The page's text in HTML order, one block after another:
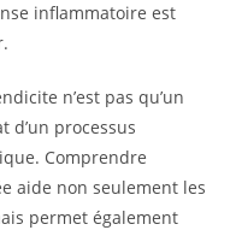
inflammatoire est
n’est pas qu’un
d’un processus
Comprendre
aide non seulement les
permet également